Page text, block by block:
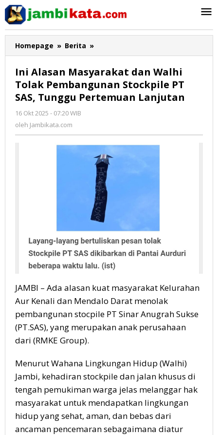
Lewati
konten
Homepage » Berita »
Alasan
Masyarakat
dan
Walhi
Tolak
SAS,
Tunggu
Pertemuan
Lanjutan
Ini Alasan Masyarakat dan Walhi
Tolak Pembangunan Stockpile PT
SAS, Tunggu Pertemuan Lanjutan
16 Okt 2025 - 07:20 WIB
oleh Jambikata.com
JAMBI – Ada alasan kuat masyarakat Kelurahan
Aur Kenali dan Mendalo Darat menolak
pembangunan stocpile PT Sinar Anugrah Sukse
(PT.SAS), yang merupakan anak perusahaan
dari (RMKE Group).
Menurut Wahana Lingkungan Hidup (Walhi)
Jambi, kehadiran stockpile dan jalan khusus di
tengah pemukiman warga jelas melanggar hak
masyarakat untuk mendapatkan lingkungan
hidup yang sehat, aman, dan bebas dari
ancaman pencemaran sebagaimana diatur